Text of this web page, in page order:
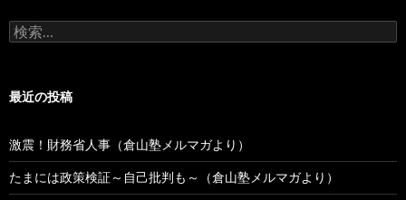
稿
検
索:
最近の投稿
激震！財務省人事（倉山塾メルマガより）
たまには政策検証～自己批判も～（倉山塾メルマガより）